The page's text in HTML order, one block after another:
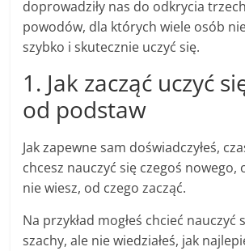
doprowadziły nas do odkrycia
powodów, dla których wiele osób
szybko i skutecznie uczyć się.
1. Jak zacząć uczyć
od podstaw
Jak zapewne sam doświadczyłeś,
chcesz nauczyć się czegoś nowego,
nie wiesz, od czego zacząć.
Na przykład mogłeś chcieć nauczyć
szachy, ale nie wiedziałeś, jak